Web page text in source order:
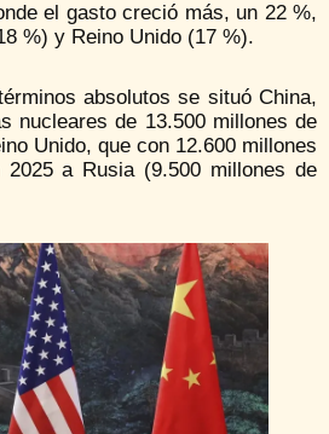
el gasto creció más, un 22 %,
%) y Reino Unido (17 %).
absolutos se situó China,
nucleares de 13.500 millones de
Unido, que con 12.600 millones
a Rusia (9.500 millones de